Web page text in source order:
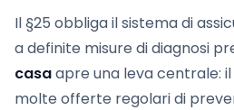
Il §25 obbliga il sistema di
a definite misure di diagnosi
casaapre una leva centrale: il
molte offerte regolari di